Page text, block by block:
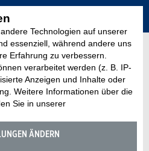
Technologien auf unserer
essenziell, während andere uns
Erfahrung zu verbessern.
verarbeitet werden (z. B. IP-
Anzeigen und Inhalte oder
Weitere Informationen über die
Sie in unserer
ÄNDERN